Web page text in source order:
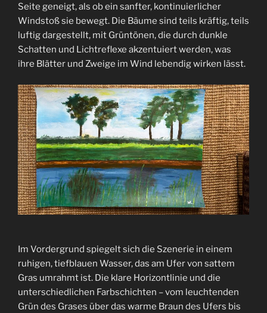
Seite geneigt, als ob ein sanfter, kontinuierlicher
Windstoß sie bewegt. Die Bäume sind teils kräftig, teils
luftig dargestellt, mit Grüntönen, die durch dunkle
Schatten und Lichtreflexe akzentuiert werden, was
ihre Blätter und Zweige im Wind lebendig wirken lässt.
Im Vordergrund spiegelt sich die Szenerie in einem
ruhigen, tiefblauen Wasser, das am Ufer von sattem
Gras umrahmt ist. Die klare Horizontlinie und die
unterschiedlichen Farbschichten – vom leuchtenden
Grün des Grases über das warme Braun des Ufers bis